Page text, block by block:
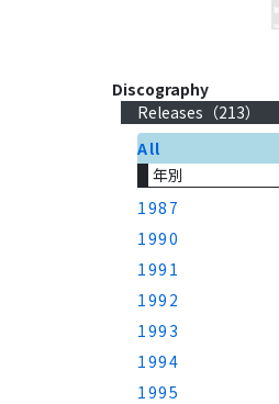
Discography
Releases（213）
All
年別
1987
1990
1991
1992
1993
1994
1995